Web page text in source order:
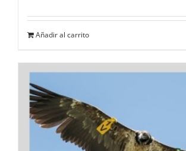
Añadir al carrito